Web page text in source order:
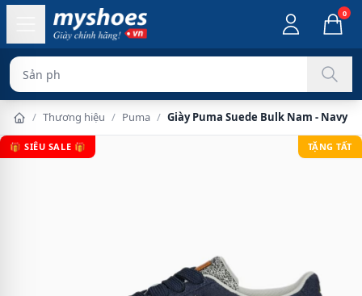
0
Sản phẩm chính hã
/ Thương hiệu / Puma / Giày Puma Suede Bulk Nam - Navy
🎁 SIÊU SALE 🎁 TẶNG TẤT